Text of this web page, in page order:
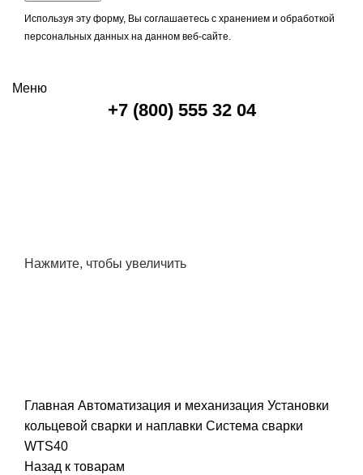
Используя эту форму, Вы соглашаетесь с хранением и обработкой
персональных данных на данном веб-сайте.
Меню
+7 (800) 555 32 04
Нажмите, чтобы увеличить
Главная Автоматизация и механизация Установки
кольцевой сварки и наплавки Система сварки
WTS40
Назад к товарам